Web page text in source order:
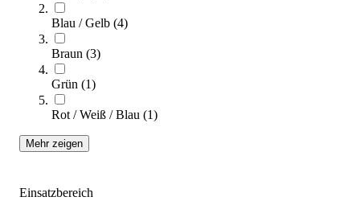
Blau / Gelb (4)
Braun (3)
Grün (1)
Rot / Weiß / Blau (1)
Mehr zeigen
Einsatzbereich
Wilson® Basketball Cart Ballablage